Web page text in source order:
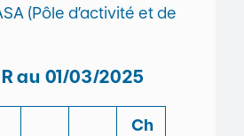
(Pôle d’activité et de
au 01/03/2025
Ch